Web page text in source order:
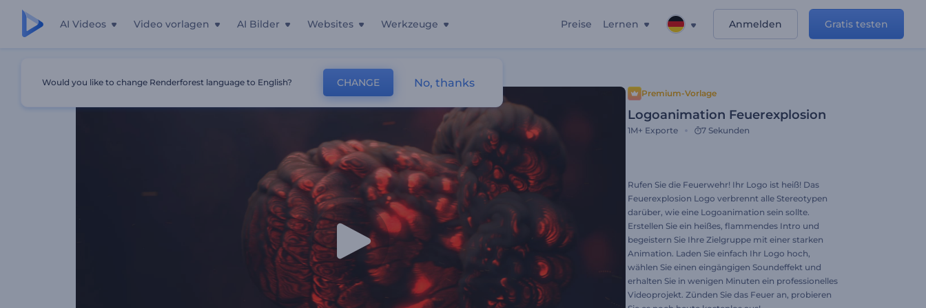
AI Videos Video vorlagen AI Bilder Websites Werkzeuge Preise Lernen Anmelden Gratis testen
Premium-Vorlage
Logoanimation Feuerexplosion
1M+ Exporte 7 Sekunden
Rufen Sie die Feuerwehr! Ihr Logo ist heiß! Das
Feuerexplosion Logo verbrennt alle Stereotypen
darüber, wie eine Logoanimation sein sollte.
Erstellen Sie ein heißes, flammendes Intro und
begeistern Sie Ihre Zielgruppe mit einer starken
Animation. Laden Sie einfach Ihr Logo hoch,
wählen Sie einen eingängigen Soundeffekt und
erhalten Sie in wenigen Minuten ein professionelles
Videoprojekt. Zünden Sie das Feuer an, probieren
Would you like to change Renderforest language to English? CHANGE No, thanks